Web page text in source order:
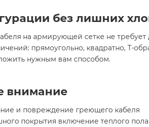
без лишних
на армирующей сетке не
прямоугольно, квадратно, Т-
нужным вам способом.
внимание
и повреждение греющего кабеля
покрытия включение теплого